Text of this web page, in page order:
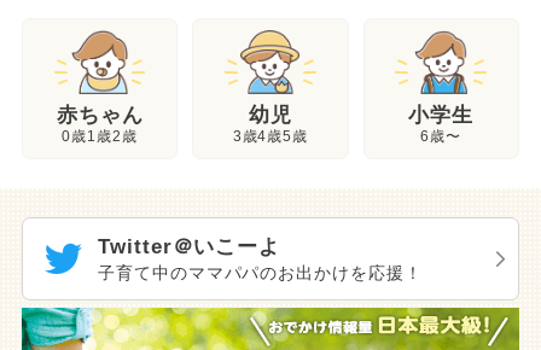
赤ちゃん
0歳1歳2歳
幼児
3歳4歳5歳
小学生
6歳〜
Twitter＠いこーよ
子育て中のママパパのお出かけを応援！